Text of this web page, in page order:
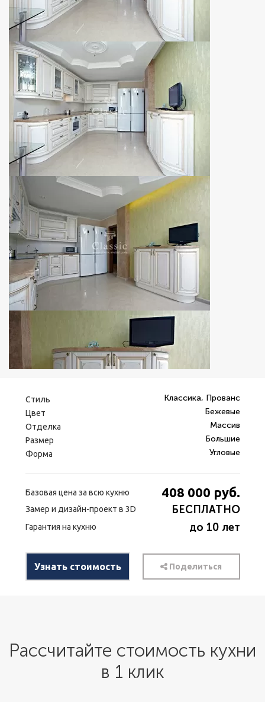
Стиль Классика, Прованс
Цвет Бежевые
Отделка Массив
Размер Большие
Форма Угловые
Базовая цена за всю кухню 408 000 руб.
Замер и дизайн-проект в 3D БЕСПЛАТНО
Гарантия на кухню до 10 лет
Узнать стоимость Поделиться
Рассчитайте стоимость кухни
в 1 клик